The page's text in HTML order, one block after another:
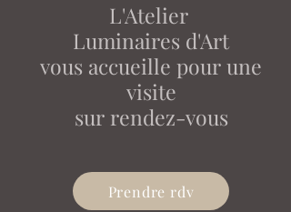
L'Atelier
Luminaires d'Art
vous accueille pour une
visite
sur rendez-vous
Prendre rdv